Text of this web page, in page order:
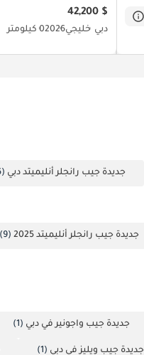
$ 42,200
دبي خليجي20260 كيلومتر
جديدة جيب رانجلر أنليميتد دبي (46)
جديدة جيب رانجلر أنليميتد 2025 (9)
جديدة جيب واجونير في دبي (1)
جديدة جيب ويليز في دبي (1)